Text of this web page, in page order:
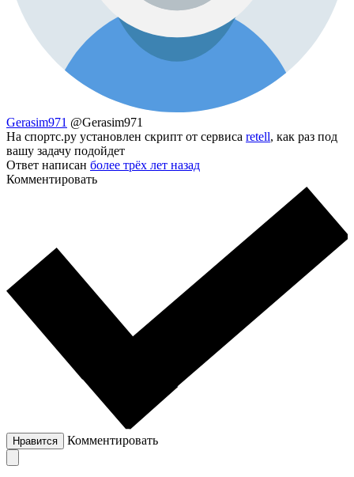
Gerasim971 @Gerasim971
На спортс.ру установлен скрипт от сервиса retell, как раз под
вашу задачу подойдет
Ответ написан более трёх лет назад
Комментировать
Нравится Комментировать